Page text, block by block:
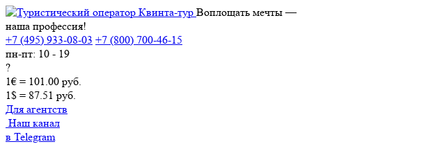
Воплощать мечты —
наша профессия!
+7 (495) 933-08-03 +7 (800) 700-46-15
пн-пт: 10 - 19
?
1€ = 101.00 руб.
1$ = 87.51 руб.
Для агентств
Наш канал
в Telegram